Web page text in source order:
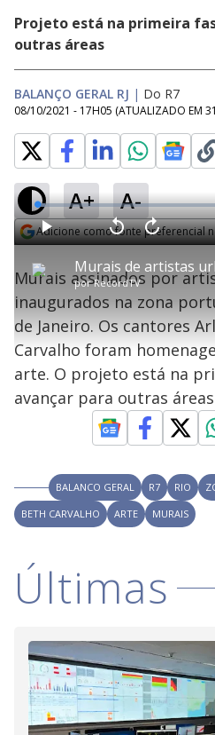
Projeto está na primeira
outras áreas
BALANÇO GERAL RJ | Do R7
08/10/2021 - 17H05 (ATUALIZADO EM
A+ A-
Adicione como fonte preferencial
P
l
a
y
V
i
d
e
o
porRecordTV
P V
t
a
r
0
e
g
n
d
s
A
n
1
s
e
u
n
o
o
L
o
a
d
e
:
2
.
7
2
%
Murais assinados por
inaugurados na zona
de Janeiro. Os cantores
Carvalho foram
arte. O projeto está na
avançar para outras
BALANCO GERAL R7 RIO
BETH CARVALHO
ARTE MURAIS
Últimas